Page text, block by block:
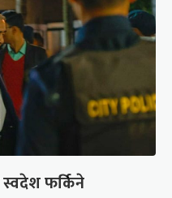
फर्किने